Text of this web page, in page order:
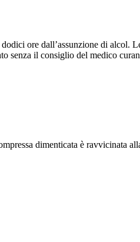
ore dall’assunzione di alcol.
senza il consiglio del medico
dimenticata è ravvicinata